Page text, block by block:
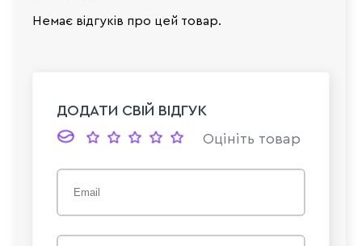
Немає відгуків про цей товар.
ДОДАТИ СВІЙ ВІДГУК
Оцініть товар